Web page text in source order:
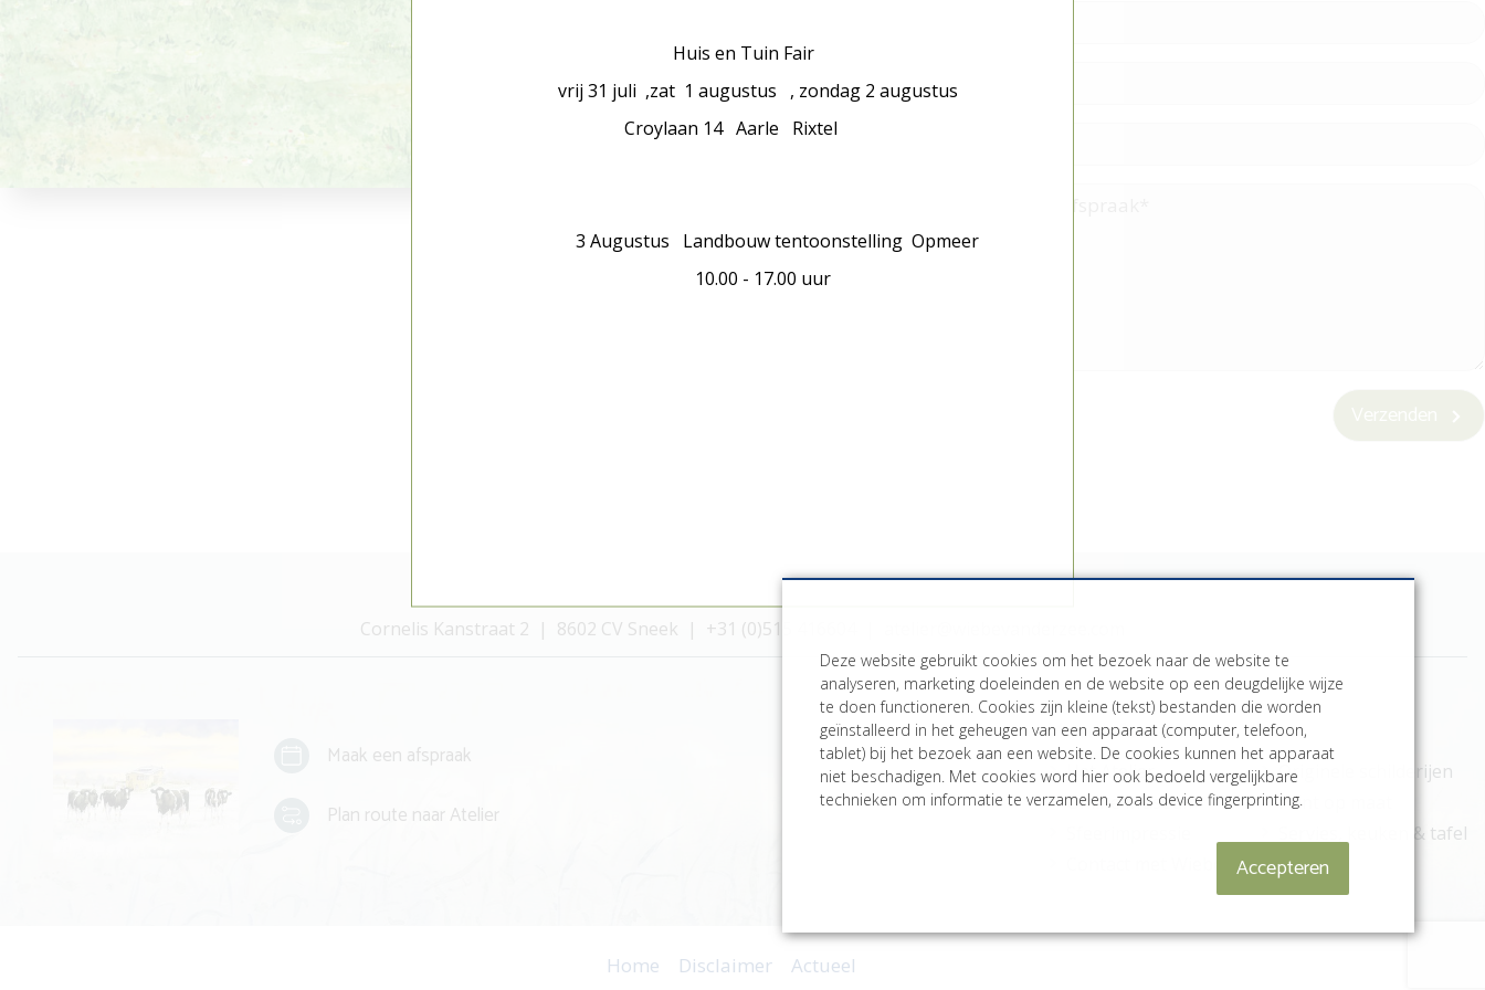
Cornelis Kanstraat 2 8602 CV Sneek +31 (0)515 416604
Maak een afspraak
Plan route naar Atelier
Meer informatie
Het Atelier
Online Museum
Originele schilderijen
Print op maat
Servies, keuken & tafel
Home Disclaimer Actueel
Huis en Tuin Fair
vrij 31 juli ,zat 1 augustus , zondag 2 augustus
Croylaan 14 Aarle Rixtel
3 Augustus Landbouw tentoonstelling Opmeer
10.00 - 17.00 uur
Deze website gebruikt cookies om het bezoek naar de website te
analyseren, marketing doeleinden en de website op een deugdelijke wijze
te doen functioneren. Cookies zijn kleine (tekst) bestanden die worden
geïnstalleerd in het geheugen van een apparaat (computer, telefoon,
tablet) bij het bezoek aan een website. De cookies kunnen het apparaat
niet beschadigen. Met cookies word hier ook bedoeld vergelijkbare
technieken om informatie te verzamelen, zoals device fingerprinting.
Accepteren